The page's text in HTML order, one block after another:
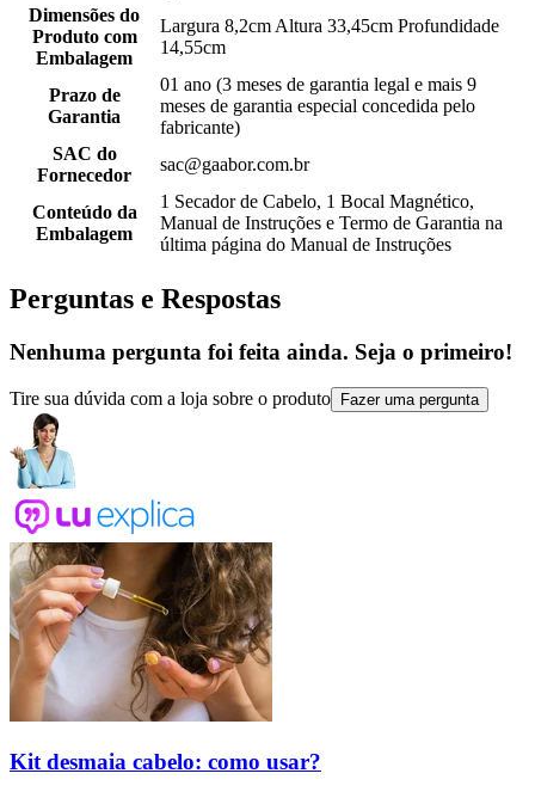
Dimensões do
Produto com
Embalagem
Largura 8,2cm Altura 33,45cm Profundidade
14,55cm
Prazo de
Garantia
01 ano (3 meses de garantia legal e mais 9
meses de garantia especial concedida pelo
fabricante)
SAC do
Fornecedor
sac@gaabor.com.br
Conteúdo da
Embalagem
1 Secador de Cabelo, 1 Bocal Magnético,
Manual de Instruções e Termo de Garantia na
última página do Manual de Instruções
Perguntas e Respostas
Nenhuma pergunta foi feita ainda. Seja o primeiro!
Tire sua dúvida com a loja sobre o produto Fazer uma pergunta
Kit desmaia cabelo: como usar?